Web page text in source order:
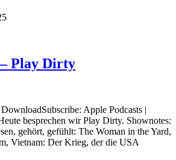
Play Dirty
Apple Podcasts |
besprechen wir Play Dirty. Shownotes:
gehört, gefühlt: The Woman in the Yard,
Vietnam: Der Krieg, der die USA